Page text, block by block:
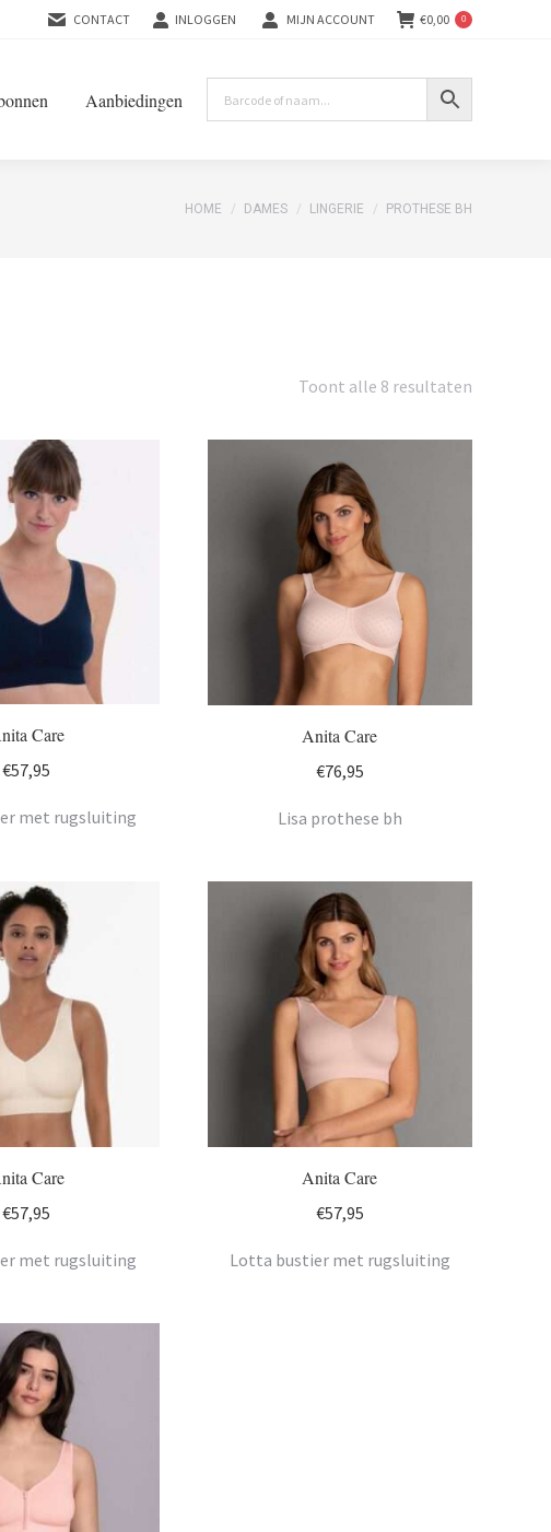
CONTACT INLOGGEN MIJN ACCOUNT €0,00 0
Aanbiedingen
You are here:
HOME DAMES LINGERIE PROTHESE BH
Toont alle 8 resultaten
nieuwste
Care
€57,95
met rugsluiting
Anita Care
€76,95
Lisa prothese bh
Care
€57,95
met rugsluiting
Anita Care
€57,95
Lotta bustier met rugsluiting